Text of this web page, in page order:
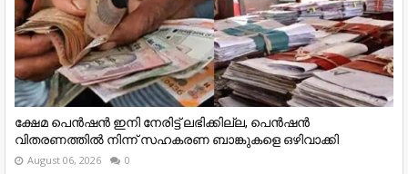
ക്ഷേമ പെൻഷൻ ഇനി നേരിട്ട് ലഭിക്കില്ല, പെൻഷൻ
വിതരണത്തില്‍ നിന്ന് സഹകരണ ബാങ്കുകളെ ഒഴിവാക്കി
August 06, 2026 0